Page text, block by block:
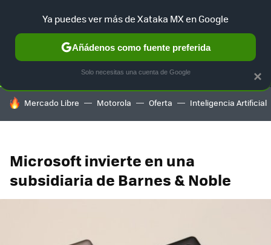
SELECCIÓN GAMING HOME AUTO TERRITORIO
HOY SE HABLA DE
Mercado Libre Motorola Oferta Inteligencia Artificial
Microsoft invierte en una
subsidiaria de Barnes & Noble
×
Ya puedes ver más de Xataka MX en Google
Añádenos como fuente preferida
Solo necesitas una cuenta de Google